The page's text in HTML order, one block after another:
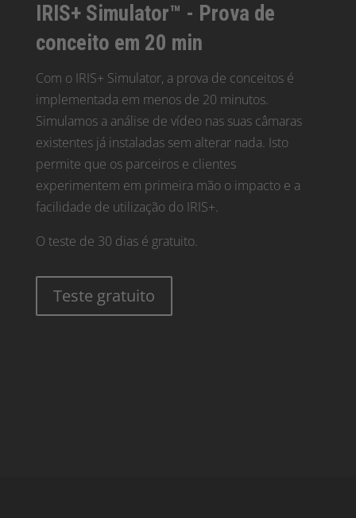
IRIS+ Simulator™ - Prova de
conceito em 20 min
Com o IRIS+ Simulator, a prova de conceitos é
implementada em menos de 20 minutos.
Simulamos a análise de vídeo nas suas câmaras
existentes já instaladas sem alterar nada. Isto
permite que os parceiros e clientes
experimentem em primeira mão o impacto e a
facilidade de utilização do IRIS+.
O teste de 30 dias é gratuito.
Teste gratuito